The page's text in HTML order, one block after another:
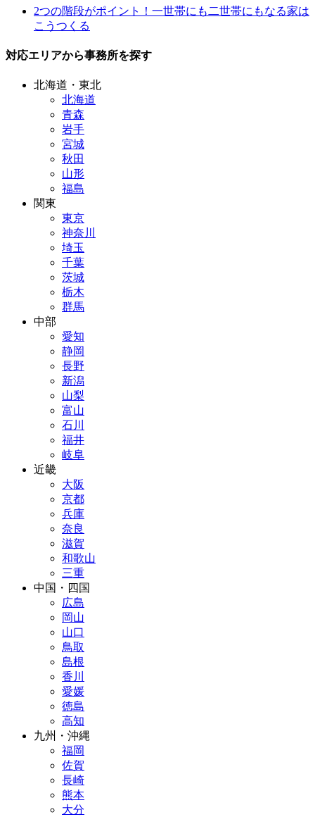
2つの階段がポイント！一世帯にも二世帯にもなる家は
こうつくる
対応エリアから事務所を探す
北海道・東北
北海道
青森
岩手
宮城
秋田
山形
福島
関東
東京
神奈川
埼玉
千葉
茨城
栃木
群馬
中部
愛知
静岡
長野
新潟
山梨
富山
石川
福井
岐阜
近畿
大阪
京都
兵庫
奈良
滋賀
和歌山
三重
中国・四国
広島
岡山
山口
鳥取
島根
香川
愛媛
徳島
高知
九州・沖縄
福岡
佐賀
長崎
熊本
大分